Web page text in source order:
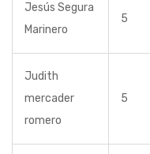
Jesús Segura
Marinero
5
Judith
mercader
romero
5